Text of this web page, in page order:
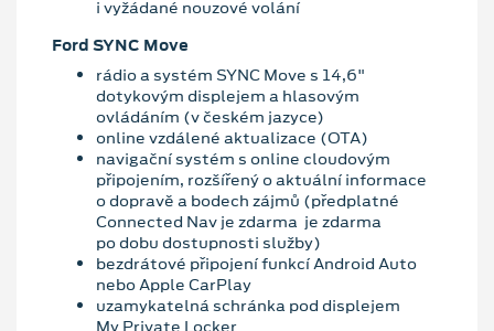
i vyžádané nouzové volání
Ford SYNC Move
rádio a systém SYNC Move s 14,6"
dotykovým displejem a hlasovým
ovládáním (v českém jazyce)
online vzdálené aktualizace (OTA)
navigační systém s online cloudovým
připojením, rozšířený o aktuální informace
o dopravě a bodech zájmů (předplatné
Connected Nav je zdarma je zdarma
po dobu dostupnosti služby)
bezdrátové připojení funkcí Android Auto
nebo Apple CarPlay
uzamykatelná schránka pod displejem